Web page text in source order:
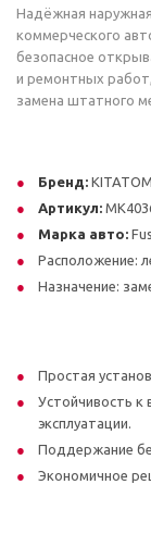
Надёжная
коммерческого
безопасное
и ремонтных
замена штатного
Бренд:
Артикул:
Марка авто:
Расположение:
Назначение:
Простая
Устойчивость к
эксплуатации.
Поддержание
Экономичное